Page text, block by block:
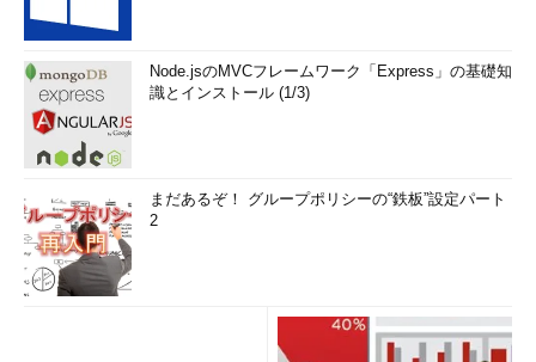
Node.jsのMVCフレームワーク「Express」の基礎知
識とインストール (1/3)
まだあるぞ！ グループポリシーの“鉄板”設定パート
2